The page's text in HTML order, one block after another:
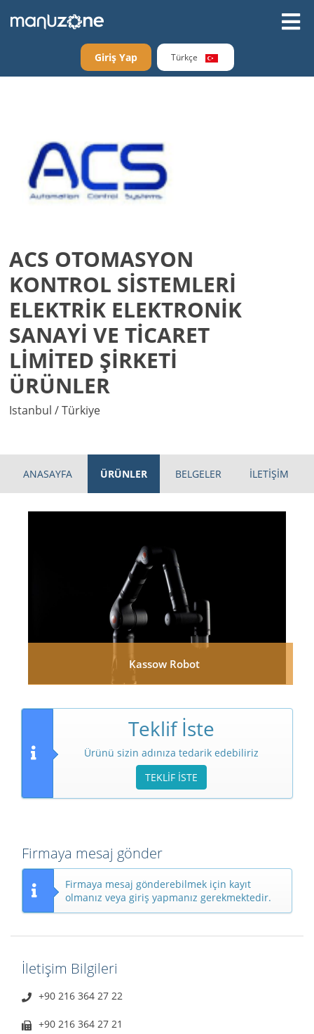
Giriş Yap Türkçe
ACS OTOMASYON
KONTROL SİSTEMLERİ
ELEKTRİK ELEKTRONİK
SANAYİ VE TİCARET
LİMİTED ŞİRKETİ
ÜRÜNLER
Istanbul / Türkiye
ANASAYFA ÜRÜNLER BELGELER İLETİŞİM
Kassow Robot
Teklif İste
Ürünü sizin adınıza tedarik edebiliriz
TEKLİF İSTE
Firmaya mesaj gönder
Firmaya mesaj gönderebilmek için kayıt
olmanız veya giriş yapmanız gerekmektedir.
İletişim Bilgileri
+90 216 364 27 22
+90 216 364 27 21